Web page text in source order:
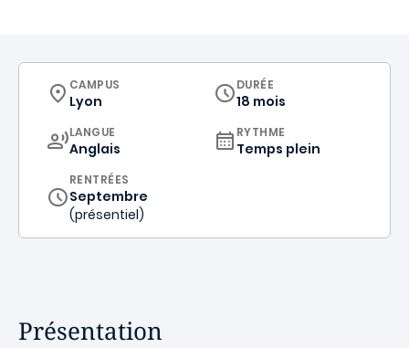
CURRICULUM
CAMPUS
Lyon
DURÉE
18 mois
CURRICULUM
LANGUE
Anglais
RYTHME
Temps plein
RENTRÉES
Septembre
(présentiel)
Présentation